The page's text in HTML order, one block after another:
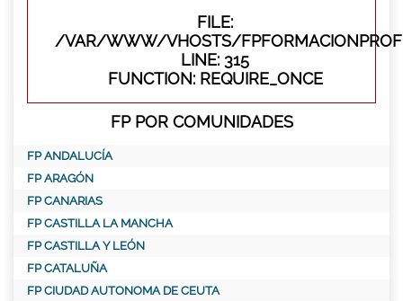
FILE:
/VAR/WWW/VHOSTS/
LINE: 315
FUNCTION: REQUIRE_ONCE
FP POR COMUNIDADES
FP ANDALUCÍA
FP ARAGÓN
FP CANARIAS
FP CASTILLA LA MANCHA
FP CASTILLA Y LEÓN
FP CATALUÑA
FP CIUDAD AUTONOMA DE CEUTA